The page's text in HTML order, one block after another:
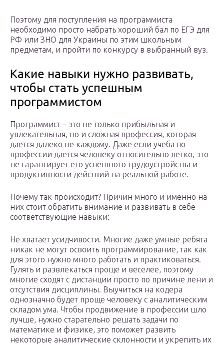
Поэтому для поступления на программиста
необходимо просто набрать хороший бал по ЕГЭ для
РФ или ЗНО для Украины по этим школьным
предметам, и пройти по конкурсу в выбранный вуз.
Какие навыки нужно развивать,
чтобы стать успешным
программистом
Программист – это не только прибыльная и
увлекательная, но и сложная профессия, которая
дается далеко не каждому. Даже если учеба по
профессии дается человеку относительно легко, это
не гарантирует его успешного трудоустройства и
продуктивности действий на реальной работе.
Почему так происходит? Причин много и именно на
них стоит обратить внимание и развивать в себе
соответствующие навыки:
Не хватает усидчивости. Многие даже умные ребята
никак не могут освоить программирование, так как
для этого нужно много работать и практиковаться.
Гулять и развлекаться проще и веселее, поэтому
многие сходят с дистанции просто по причине лени и
отсутствия дисциплины. Выучиться на кодера
однозначно будет проще человеку с аналитическим
складом ума. Чтобы продвижение в профессии шло
лучше, нужно старательно решать задачи по
математике и физике, это поможет развить
некоторые аналитические склонности и укрепить их